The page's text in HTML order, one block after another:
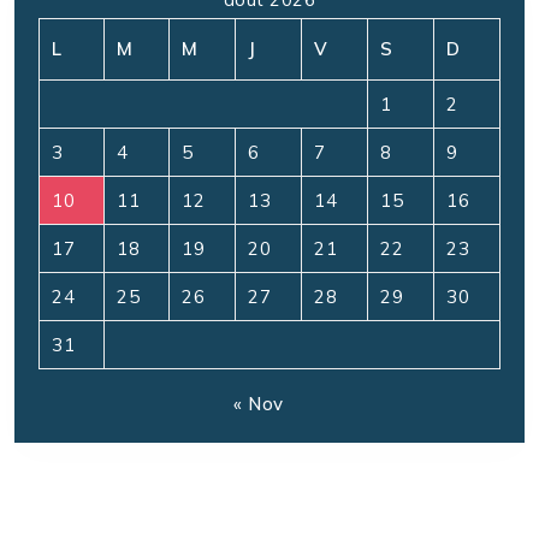
L M M J V S D
1 2
3 4 5 6 7 8 9
10 11 12 13 14 15 16
17 18 19 20 21 22 23
24 25 26 27 28 29 30
31
« Nov